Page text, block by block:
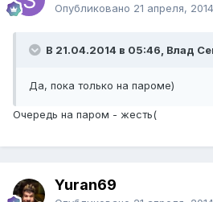
Опубликовано 21 апреля, 2014
В 21.04.2014 в 05:46, Влад
Да, пока только на пароме)
Очередь на паром - жесть(
Yuran69